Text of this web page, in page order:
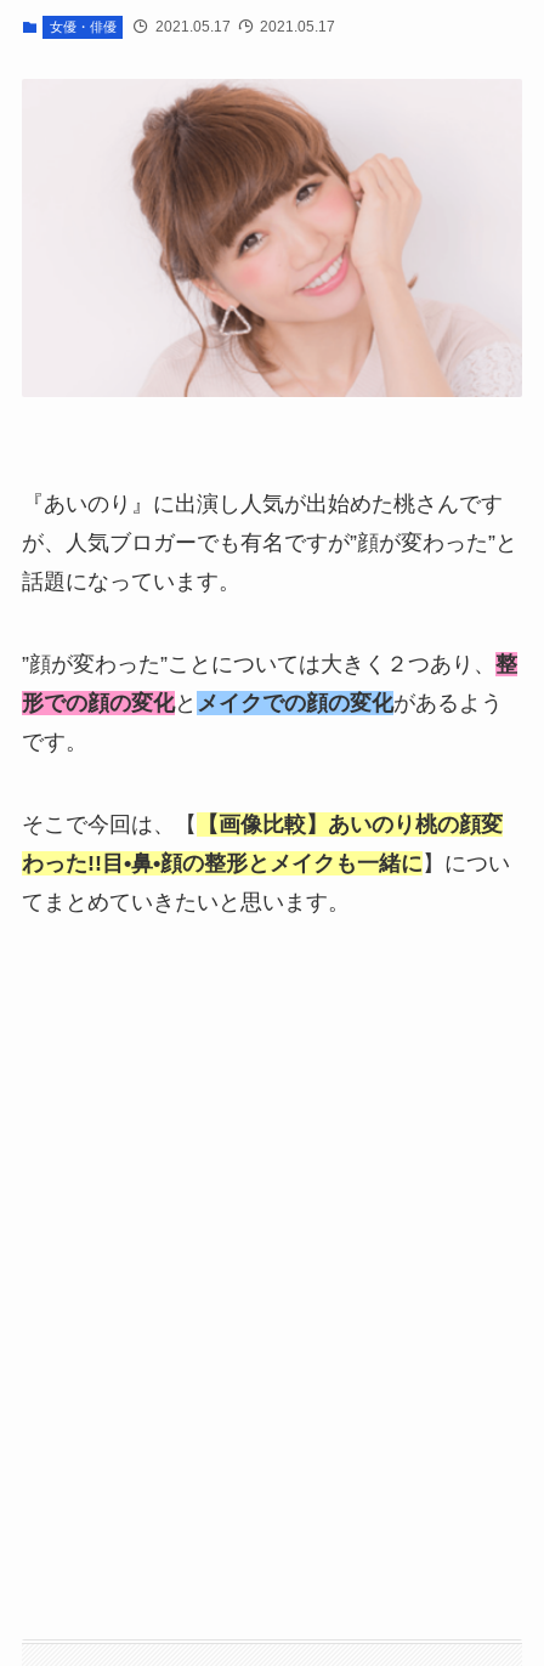
女優・俳優 2021.05.17 2021.05.17
『あいのり』に出演し人気が出始めた桃さんです
が、人気ブロガーでも有名ですが”顔が変わった”と
話題になっています。
”顔が変わった”ことについては大きく２つあり、 整
形での顔の変化と メイクでの顔の変化があるよう
です。
そこで今回は、【
【画像比較】あいのり桃の顔変
わった!!目•鼻•顔の整形とメイクも一緒に 】につい
てまとめていきたいと思います。